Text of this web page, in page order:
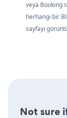
veya Booking
herhangi bir
sayfayı
Not sure